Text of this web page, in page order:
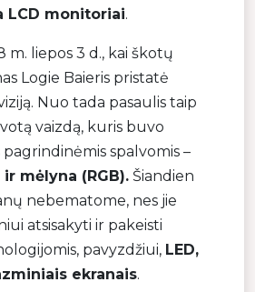
LCD monitoriai.
m. liepos 3 d., kai škotų
Logie Baieris pristatė
Nuo tada pasaulis taip
vaizdą, kuris buvo
spalvomis –
mėlyna (RGB). Šiandien
nebematome, nes jie
atsisakyti ir pakeisti
pavyzdžiui, LED,
ekranais.